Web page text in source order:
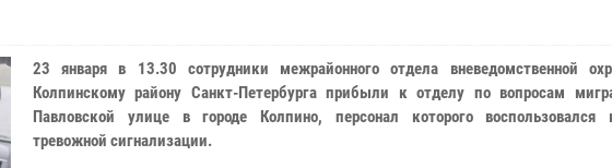
23 января в 13.30 сотрудники межрайонного отдела вневедомственной
Колпинскому району Санкт-Петербурга прибыли к отделу по вопросам
Павловской улице в городе Колпино, персонал которого воспользовался
тревожной сигнализации.